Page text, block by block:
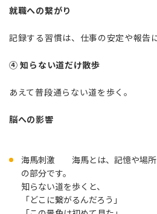
就職への繋がり
記録する習慣は、仕事の安定や報告
④ 知らない道だけ散歩
あえて普段通らない道を歩く。
脳への影響
海馬刺激 海馬とは、記憶や場所
の部分です。
知らない道を歩くと、
「どこに繋がるんだろう」